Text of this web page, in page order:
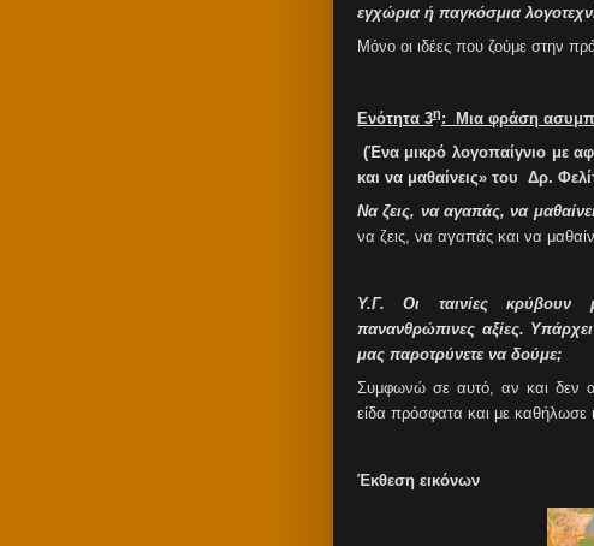
εγχώρια ή παγκόσμια
Μόνο οι ιδέες που ζούμε στην
Ενότητα 3η: Μια φράση
(Ένα μικρό λογοπαίγνιο με
και να μαθαίνεις» του Δρ.
Να ζεις, να αγαπάς, να
να ζεις, να αγαπάς και να
Υ.Γ. Οι ταινίες κρύβουν
πανανθρώπινες αξίες.
μας παροτρύνετε να δούμε;
Συμφωνώ σε αυτό, αν και δεν
είδα πρόσφατα και με καθήλωσε
Έκθεση εικόνων